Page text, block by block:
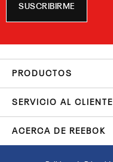
SUSCRIBIRME
PRODUCTOS
SERVICIO AL CLIENTE
ACERCA DE REEBOK